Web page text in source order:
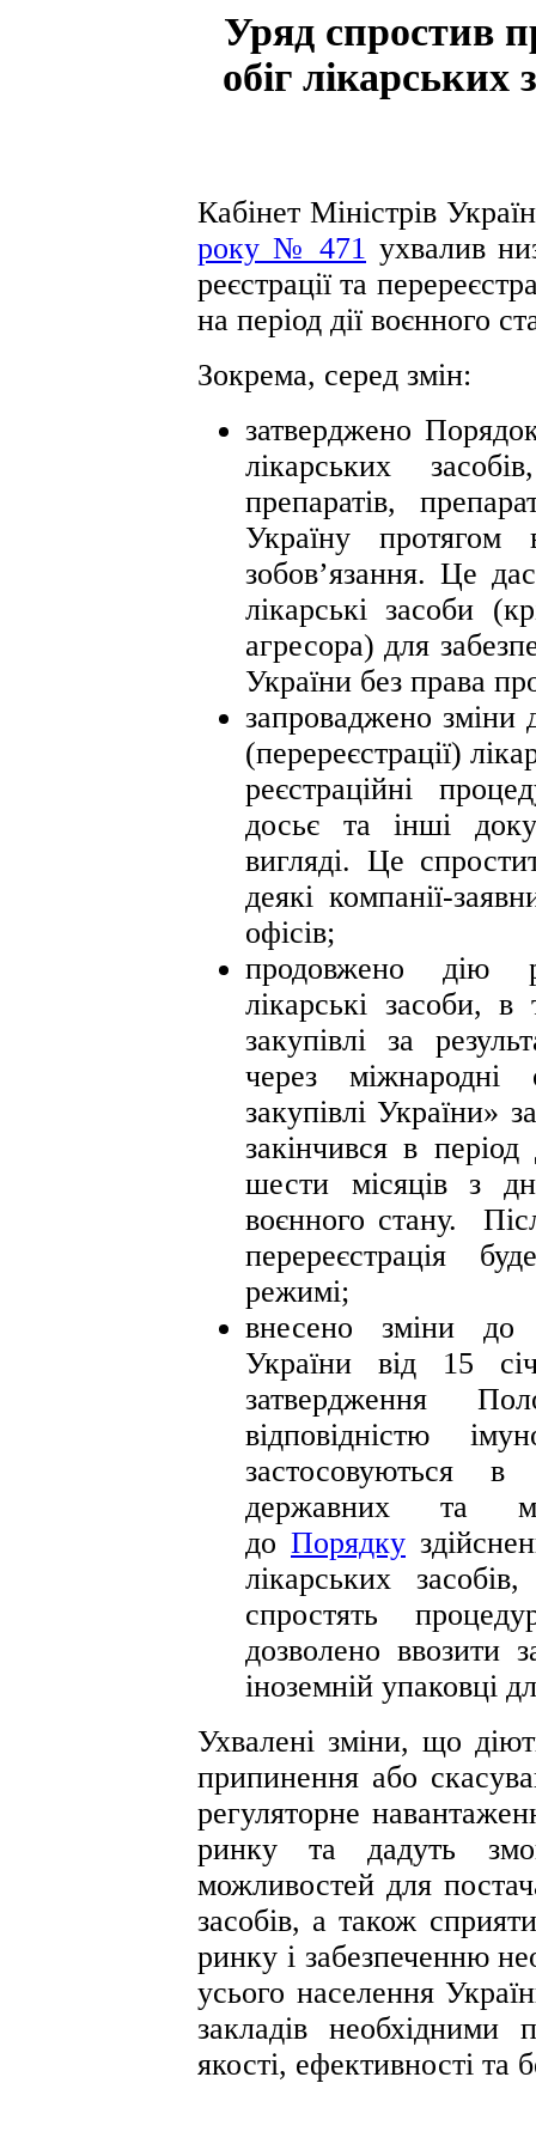
Уряд спростив
обіг лікарських
Кабінет Міністрів
року № 471 ухвалив
реєстрації та
на період дії воєнного
Зокрема, серед змін:
затверджено
лікарських
препаратів,
Україну протягом
зобов’язання. Це
лікарські засоби
агресора) для
України без права
запроваджено зміни
(перереєстрації)
реєстраційні
досьє та інші
вигляді. Це
деякі компанії-
офісів;
продовжено дію
лікарські засоби,
закупівлі за
через
закупівлі України»
закінчився в
шести місяців з
воєнного стану.
перереєстрація
режимі;
внесено зміни до
України від 15
затвердження
відповідністю
застосовуються
державних та
до Порядку
лікарських
спростять
дозволено ввозити
іноземній упаковці
Ухвалені зміни, що
припинення або
регуляторне
ринку та дадуть
можливостей для
засобів, а також
ринку і забезпеченню
усього населення
закладів необхідними
якості, ефективності та